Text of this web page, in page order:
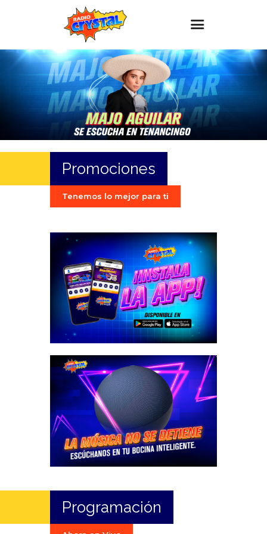
Inicio – Radio Crystal
Estaciones
Eventos
Promociones
Para ti
Contacto
Promociones
Tenemos lo mejor para ti
Programación